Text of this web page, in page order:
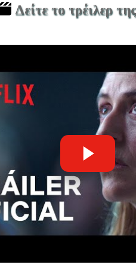
Δείτε το τρέιλερ